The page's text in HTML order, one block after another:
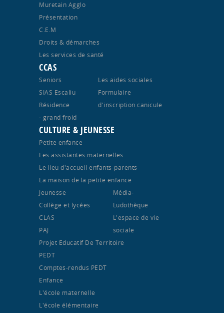
Muretain Agglo
Présentation
C.E.M
Droits & démarches
Les services de santé
CCAS
Seniors
SIAS Escaliu
Résidence
Les aides sociales
Formulaire
d'inscription canicule
- grand froid
CULTURE & JEUNESSE
Petite enfance
Les assistantes maternelles
Le lieu d'accueil enfants-parents
La maison de la petite enfance
Jeunesse
Collège et lycées
CLAS
PAJ
Média-
Ludothèque
Projet Educatif De Territoire
PEDT
Comptes-rendus PEDT
Enfance
L'école maternelle
L'école élémentaire
L'espace de vie
sociale